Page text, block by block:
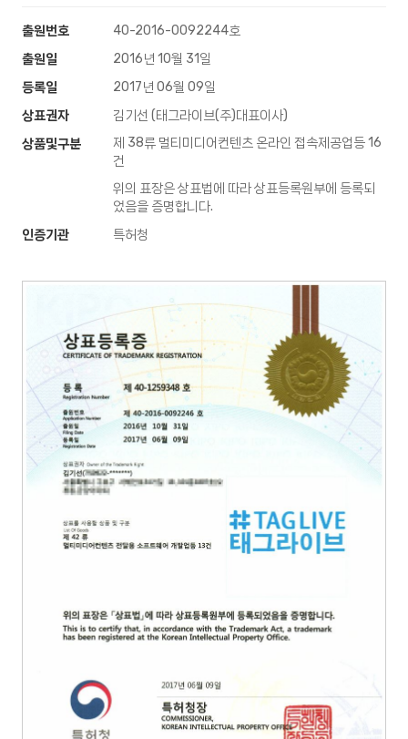
출원번호
40-2016-0092244호
출원일
2016년 10월 31일
등록일
2017년 06월 09일
상표권자
김기선 (태그라이브(주)대표이사)
상품및구분
제 38류 멀티미디어컨텐츠 온라인 접속제공업등 16
건
위의 표장은 상표법에 따라 상표등록원부에 등록되
었음을 증명합니다.
인증기관
특허청